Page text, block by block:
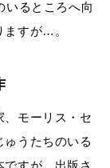
いるところへ向
ますが…。
、モーリス・セ
うたちのいる
すが、出版さ